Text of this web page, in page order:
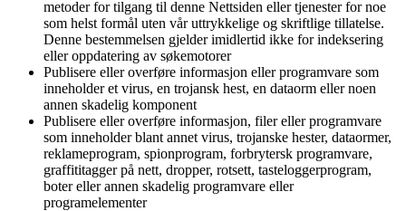
metoder for tilgang til denne Nettsiden eller tjenester for noe
som helst formål uten vår uttrykkelige og skriftlige tillatelse.
Denne bestemmelsen gjelder imidlertid ikke for indeksering
eller oppdatering av søkemotorer
Publisere eller overføre informasjon eller programvare som
inneholder et virus, en trojansk hest, en dataorm eller noen
annen skadelig komponent
Publisere eller overføre informasjon, filer eller programvare
som inneholder blant annet virus, trojanske hester, dataormer,
reklameprogram, spionprogram, forbrytersk programvare,
graffititagger på nett, dropper, rotsett, tasteloggerprogram,
boter eller annen skadelig programvare eller
programelementer